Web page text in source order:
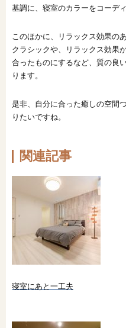
基調に、寝室のカラーをコーデ
このほかに、リラックス効果の
クラシックや、リラックス効果
合ったものにするなど、質の良
ります。
是非、自分に合った癒しの空間
りたいですね。
関連記事
寝室にあと一工夫